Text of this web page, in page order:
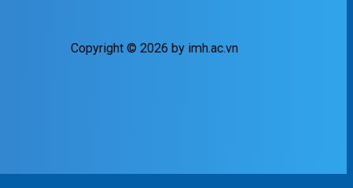
Copyright © 2026 by imh.ac.vn